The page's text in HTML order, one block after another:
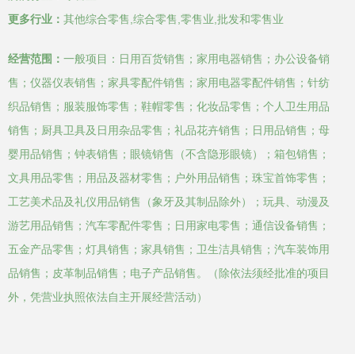
更多行业： 其他综合零售,综合零售,零售业,批发和零售业
经营范围： 一般项目：日用百货销售；家用电器销售；办公设备销
售；仪器仪表销售；家具零配件销售；家用电器零配件销售；针纺
织品销售；服装服饰零售；鞋帽零售；化妆品零售；个人卫生用品
销售；厨具卫具及日用杂品零售；礼品花卉销售；日用品销售；母
婴用品销售；钟表销售；眼镜销售（不含隐形眼镜）；箱包销售；
文具用品零售；用品及器材零售；户外用品销售；珠宝首饰零售；
工艺美术品及礼仪用品销售（象牙及其制品除外）；玩具、动漫及
游艺用品销售；汽车零配件零售；日用家电零售；通信设备销售；
五金产品零售；灯具销售；家具销售；卫生洁具销售；汽车装饰用
品销售；皮革制品销售；电子产品销售。（除依法须经批准的项目
外，凭营业执照依法自主开展经营活动）